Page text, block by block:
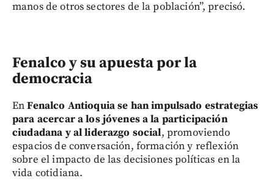
manos de otros sectores de la población”, precisó.
Fenalco y su apuesta por la
democracia
EnFenalco Antioquia se han impulsado estrategias
para acercar a los jóvenes a la participación
ciudadana y al liderazgo social, promoviendo
espacios de conversación, formación y reflexión
sobre el impacto de las decisiones políticas en la
vida cotidiana.